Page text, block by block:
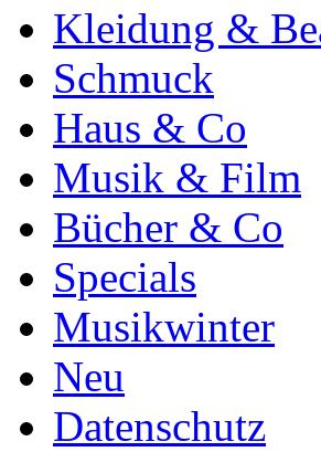
Kleidung &
Schmuck
Haus & Co
Musik & Film
Bücher & Co
Specials
Musikwinter
Neu
Datenschutz